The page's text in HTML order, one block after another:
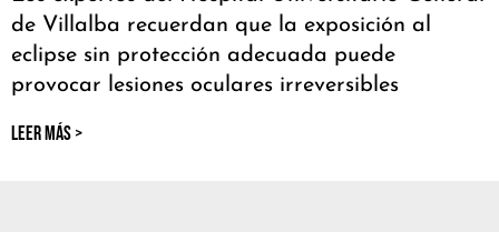
de Villalba recuerdan que la exposición al
eclipse sin protección adecuada puede
provocar lesiones oculares irreversibles
LEER MÁS >